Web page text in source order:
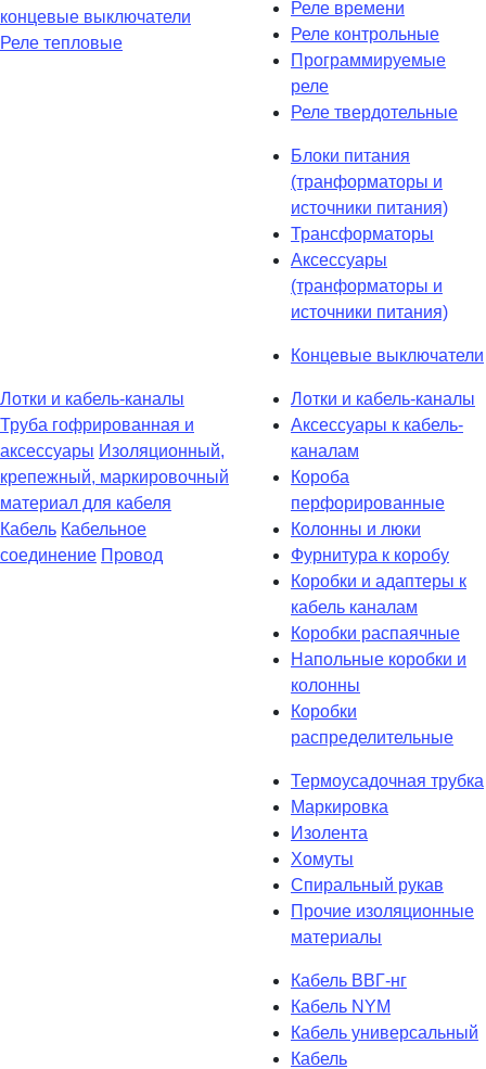
концевые выключатели
Реле тепловые
Реле времени
Реле контрольные
Программируемые
реле
Реле твердотельные
Блоки питания
(транформаторы и
источники питания)
Трансформаторы
Аксессуары
(транформаторы и
источники питания)
Концевые выключатели
Лотки и кабель-каналы
Труба гофрированная и
аксессуары Изоляционный,
крепежный, маркировочный
материал для кабеля
Кабель Кабельное
соединение Провод
Лотки и кабель-каналы
Аксессуары к кабель-
каналам
Короба
перфорированные
Колонны и люки
Фурнитура к коробу
Коробки и адаптеры к
кабель каналам
Коробки распаячные
Напольные коробки и
колонны
Коробки
распределительные
Термоусадочная трубка
Маркировка
Изолента
Хомуты
Спиральный рукав
Прочие изоляционные
материалы
Кабель ВВГ-нг
Кабель NYM
Кабель универсальный
Кабель